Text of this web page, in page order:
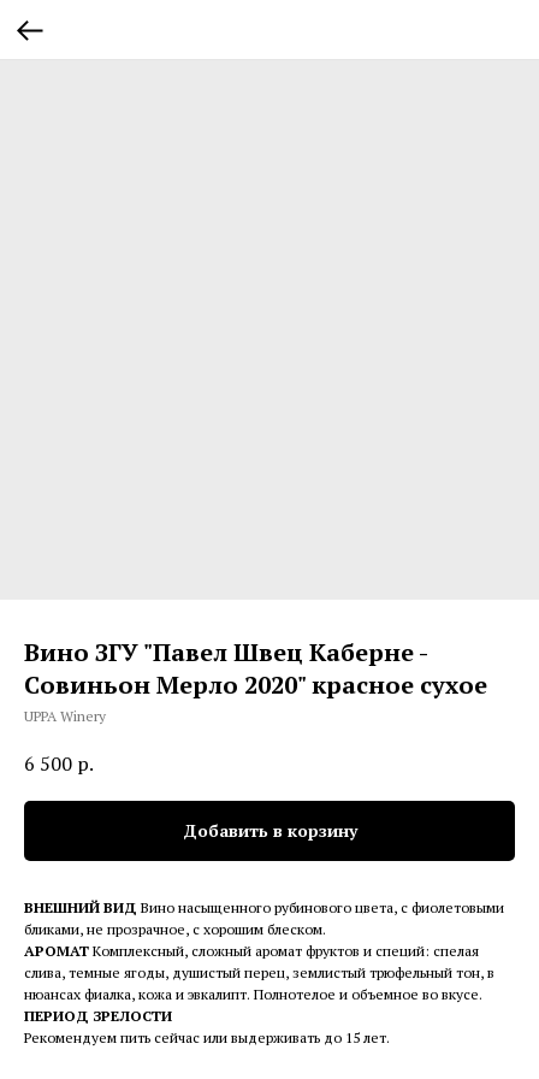
Вино ЗГУ "Павел Швец Каберне -
Совиньон Мерло 2020" красное сухое
UPPA Winery
6 500 р.
Добавить в корзину
ВНЕШНИЙ ВИД Вино насыщенного рубинового цвета, с фиолетовыми
бликами, не прозрачное, с хорошим блеском.
АРОМАТ Комплексный, сложный аромат фруктов и специй: спелая
слива, темные ягоды, душистый перец, землистый трюфельный тон, в
нюансах фиалка, кожа и эвкалипт. Полнотелое и объемное во вкусе.
ПЕРИОД ЗРЕЛОСТИ
Рекомендуем пить сейчас или выдерживать до 15 лет.